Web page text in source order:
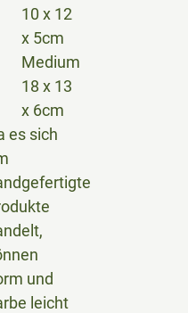
10 x 12
x 5cm
Medium
18 x 13
x 6cm
es sich
und
leicht